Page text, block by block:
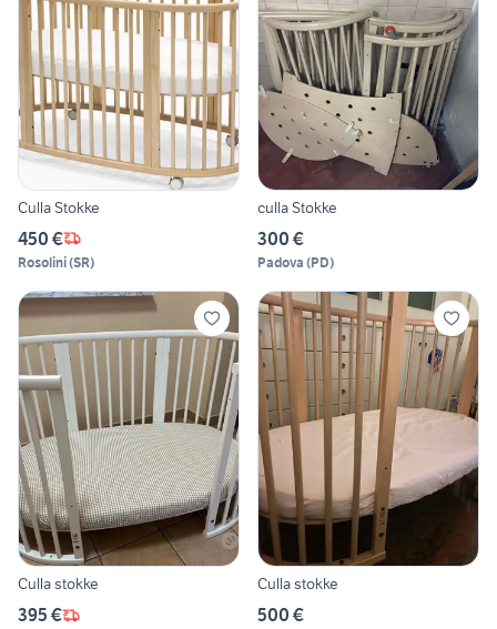
Culla Stokke
450 €
Rosolini(SR)
culla Stokke
300 €
Padova (PD)
Culla stokke
395 €
Culla stokke
500 €